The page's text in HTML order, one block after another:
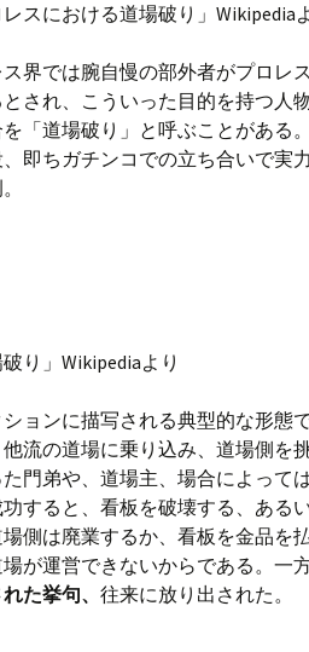
レスにおける道場破り」Wikipedia
界では腕自慢の部外者がプロレ
され、こういった目的を持つ人
「道場破り」と呼ぶことがある
即ちガチンコでの立ち合いで実
破り」Wikipediaより
ョンに描写される典型的な形態
他流の道場に乗り込み、道場側を
門弟や、道場主、場合によって
功すると、看板を破壊する、ある
側は廃業するか、看板を金品を
が運営できないからである。一方
た挙句、 往来に放り出された。